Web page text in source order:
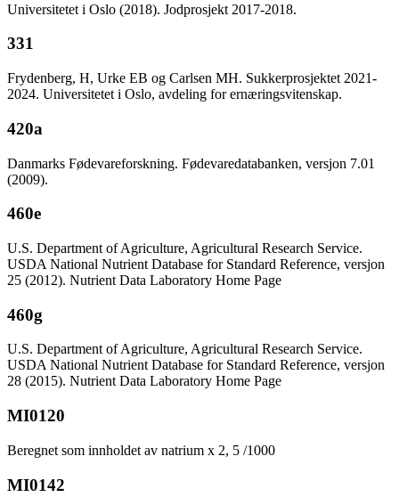
Universitetet i Oslo (2018). Jodprosjekt 2017-2018.
331
Frydenberg, H, Urke EB og Carlsen MH. Sukkerprosjektet 2021-
2024. Universitetet i Oslo, avdeling for ernæringsvitenskap.
420a
Danmarks Fødevareforskning. Fødevaredatabanken, versjon 7.01
(2009).
460e
U.S. Department of Agriculture, Agricultural Research Service.
USDA National Nutrient Database for Standard Reference, versjon
25 (2012). Nutrient Data Laboratory Home Page
460g
U.S. Department of Agriculture, Agricultural Research Service.
USDA National Nutrient Database for Standard Reference, versjon
28 (2015). Nutrient Data Laboratory Home Page
MI0120
Beregnet som innholdet av natrium x 2, 5 /1000
MI0142